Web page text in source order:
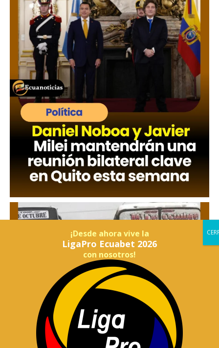
¡Desde ahora vive la
LigaPro Ecuabet 2026
con nosotros!